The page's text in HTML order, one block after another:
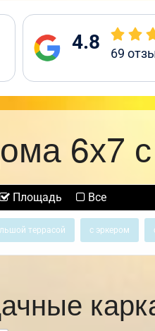
4.8 69
6х7
Площадь Все
террасой с эркером